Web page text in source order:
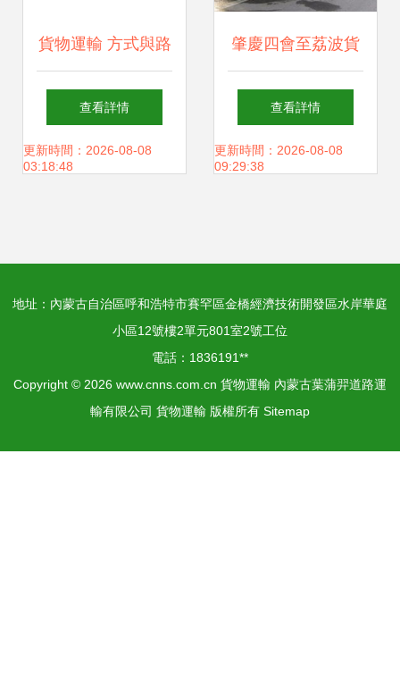
貨物運輸 方式與路
徑的選擇策略
查看詳情
更新時間：2026-08-08
03:18:48
肇慶四會至荔波貨
運專線 高效調度回
程車，優化貨物運
查看詳情
更新時間：2026-08-08
09:29:38
地址：內蒙古自治區呼和浩特市賽罕區金橋經濟技術開發區水岸華庭
小區12號樓2單元801室2號工位
電話：1836191**
Copyright © 2026 www.cnns.com.cn 貨物運輸 內蒙古葉蒲羿道路運
輸有限公司 貨物運輸 版權所有 Sitemap